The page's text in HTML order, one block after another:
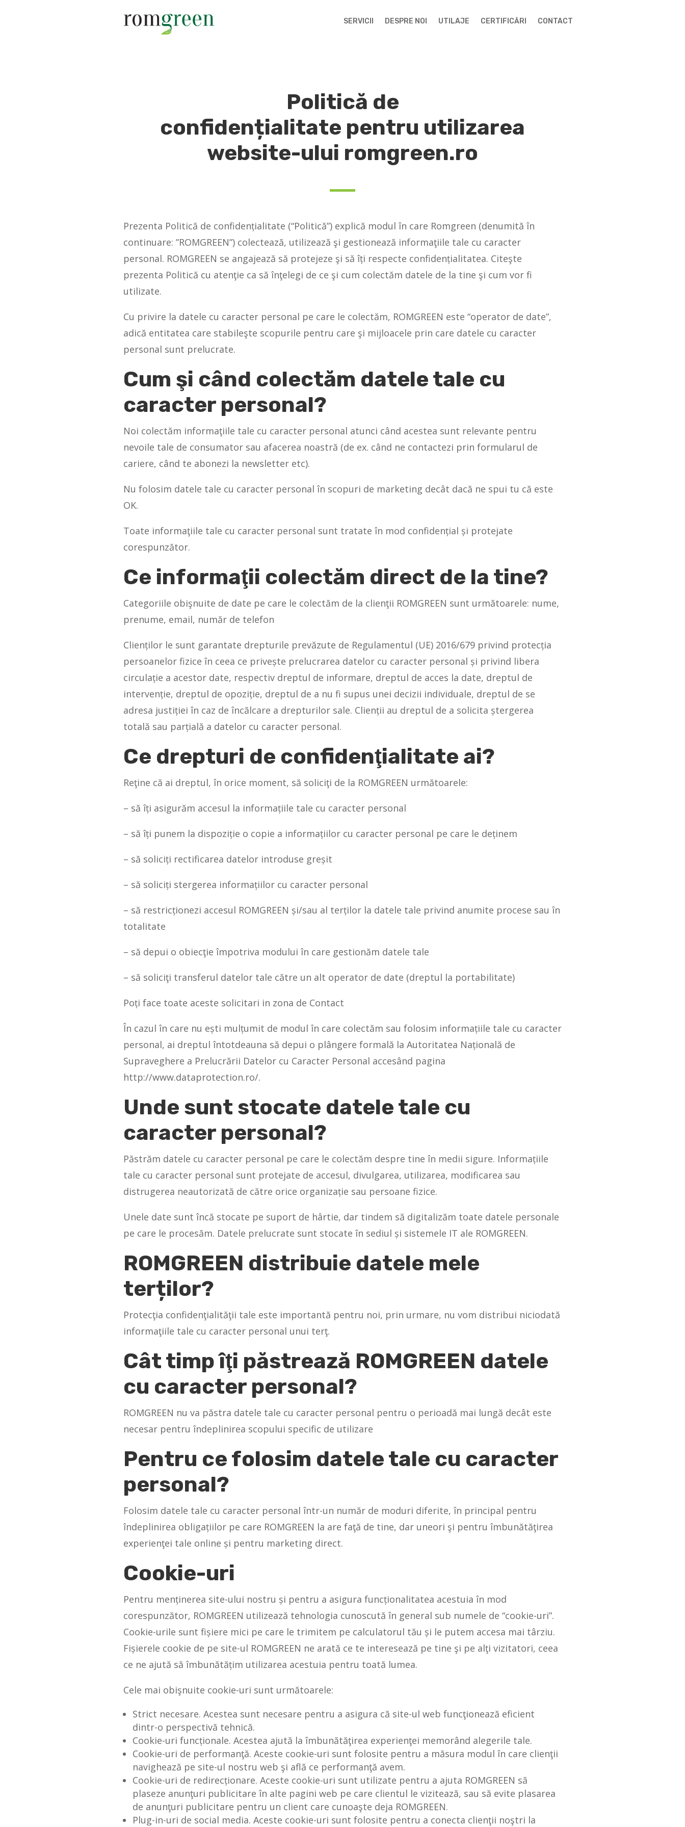
SERVICII DESPRE NOI UTILAJE CERTIFICĂRI CONTACT
Politică de
confidențialitate pentru utilizarea
website-ului romgreen.ro
Prezenta Politică de confidențialitate (“Politică”) explică modul în care Romgreen (denumită în
continuare: ”ROMGREEN”) colectează, utilizează şi gestionează informaţiile tale cu caracter
personal. ROMGREEN se angajează să protejeze şi să îți respecte confidențialitatea. Citeşte
prezenta Politică cu atenţie ca să înţelegi de ce şi cum colectăm datele de la tine şi cum vor fi
utilizate.
Cu privire la datele cu caracter personal pe care le colectăm, ROMGREEN este “operator de date”,
adică entitatea care stabileşte scopurile pentru care şi mijloacele prin care datele cu caracter
personal sunt prelucrate.
Cum şi când colectăm datele tale cu
caracter personal?
Noi colectăm informaţiile tale cu caracter personal atunci când acestea sunt relevante pentru
nevoile tale de consumator sau afacerea noastră (de ex. când ne contactezi prin formularul de
cariere, când te abonezi la newsletter etc).
Nu folosim datele tale cu caracter personal în scopuri de marketing decât dacă ne spui tu că este
OK.
Toate informaţiile tale cu caracter personal sunt tratate în mod confidențial și protejate
corespunzător.
Ce informaţii colectăm direct de la tine?
Categoriile obişnuite de date pe care le colectăm de la clienţii ROMGREEN sunt următoarele: nume,
prenume, email, număr de telefon
Clienților le sunt garantate drepturile prevăzute de Regulamentul (UE) 2016/679 privind protecția
persoanelor fizice în ceea ce privește prelucrarea datelor cu caracter personal și privind libera
circulație a acestor date, respectiv dreptul de informare, dreptul de acces la date, dreptul de
intervenție, dreptul de opoziție, dreptul de a nu fi supus unei decizii individuale, dreptul de se
adresa justiției în caz de încălcare a drepturilor sale. Clienții au dreptul de a solicita ștergerea
totală sau parțială a datelor cu caracter personal.
Ce drepturi de confidenţialitate ai?
Reţine că ai dreptul, în orice moment, să soliciţi de la ROMGREEN următoarele:
– să îți asigurăm accesul la informațiile tale cu caracter personal
– să îți punem la dispoziție o copie a informațiilor cu caracter personal pe care le deținem
– să soliciți rectificarea datelor introduse greșit
– să soliciți stergerea informațiilor cu caracter personal
– să restricționezi accesul ROMGREEN și/sau al terților la datele tale privind anumite procese sau în
totalitate
– să depui o obiecţie împotriva modului în care gestionăm datele tale
– să soliciţi transferul datelor tale către un alt operator de date (dreptul la portabilitate)
Poți face toate aceste solicitari in zona de Contact
În cazul în care nu ești mulțumit de modul în care colectăm sau folosim informațiile tale cu caracter
personal, ai dreptul întotdeauna să depui o plângere formală la Autoritatea Națională de
Supraveghere a Prelucrării Datelor cu Caracter Personal accesând pagina
http://www.dataprotection.ro/.
Unde sunt stocate datele tale cu
caracter personal?
Păstrăm datele cu caracter personal pe care le colectăm despre tine în medii sigure. Informațiile
tale cu caracter personal sunt protejate de accesul, divulgarea, utilizarea, modificarea sau
distrugerea neautorizată de către orice organizație sau persoane fizice.
Unele date sunt încă stocate pe suport de hârtie, dar tindem să digitalizăm toate datele personale
pe care le procesăm. Datele prelucrate sunt stocate în sediul și sistemele IT ale ROMGREEN.
ROMGREEN distribuie datele mele
terților?
Protecţia confidenţialităţii tale este importantă pentru noi, prin urmare, nu vom distribui niciodată
informaţiile tale cu caracter personal unui terţ.
Cât timp îţi păstrează ROMGREEN datele
cu caracter personal?
ROMGREEN nu va păstra datele tale cu caracter personal pentru o perioadă mai lungă decât este
necesar pentru îndeplinirea scopului specific de utilizare
Pentru ce folosim datele tale cu caracter
personal?
Folosim datele tale cu caracter personal într-un număr de moduri diferite, în principal pentru
îndeplinirea obligațiilor pe care ROMGREEN la are faţă de tine, dar uneori şi pentru îmbunătăţirea
experienţei tale online și pentru marketing direct.
Cookie-uri
Pentru menținerea site-ului nostru și pentru a asigura funcționalitatea acestuia în mod
corespunzător, ROMGREEN utilizează tehnologia cunoscută în general sub numele de “cookie-uri”.
Cookie-urile sunt fișiere mici pe care le trimitem pe calculatorul tău și le putem accesa mai târziu.
Fișierele cookie de pe site-ul ROMGREEN ne arată ce te interesează pe tine şi pe alţi vizitatori, ceea
ce ne ajută să îmbunătățim utilizarea acestuia pentru toată lumea.
Cele mai obişnuite cookie-uri sunt următoarele:
Strict necesare. Acestea sunt necesare pentru a asigura că site-ul web funcţionează eficient
dintr-o perspectivă tehnică.
Cookie-uri funcționale. Acestea ajută la îmbunătăţirea experienţei memorând alegerile tale.
Cookie-uri de performanţă. Aceste cookie-uri sunt folosite pentru a măsura modul în care clienţii
navighează pe site-ul nostru web şi află ce performanţă avem.
Cookie-uri de redirecționare. Aceste cookie-uri sunt utilizate pentru a ajuta ROMGREEN să
plaseze anunţuri publicitare în alte pagini web pe care clientul le vizitează, sau să evite plasarea
de anunţuri publicitare pentru un client care cunoaşte deja ROMGREEN.
Plug-in-uri de social media. Aceste cookie-uri sunt folosite pentru a conecta clienţii noştri la